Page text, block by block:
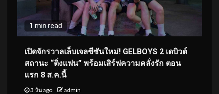
1 min read
เปิดจักรวาลเล็บเจลซีซันใหม่! GELBOYS 2 เดบิวต์
สถานะ “ติ่งแฟน” พร้อมเสิร์ฟความคลั่งรัก ตอน
แรก 8 ส.ค.นี้
3 วัน ago admin